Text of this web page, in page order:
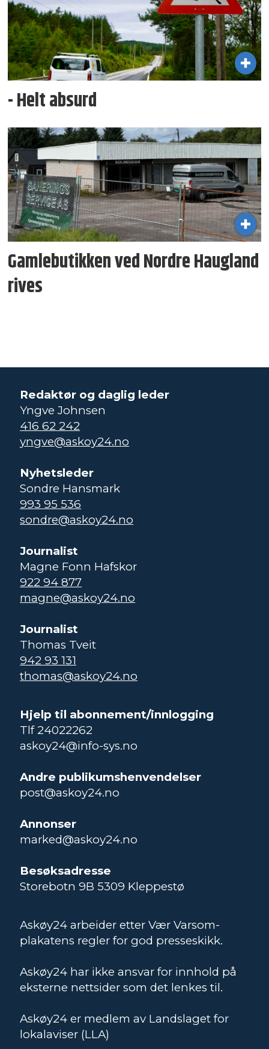
- Helt absurd
Gamlebutikken ved Nordre Haugland
rives
Redaktør og daglig leder
Yngve Johnsen
416 62 242
yngve@askoy24.no
Nyhetsleder
Sondre Hansmark
993 95 536
sondre@askoy24.no
Journalist
Magne Fonn Hafskor
922 94 877
magne@askoy24.no
Journalist
Thomas Tveit
942 93 131
thomas@askoy24.no
Hjelp til abonnement/innlogging
Tlf 24022262
askoy24@info-sys.no
Andre publikumshenvendelser
post@askoy24.no
Annonser
marked@askoy24.no
Besøksadresse
Storebotn 9B 5309 Kleppestø
Askøy24 arbeider etter Vær Varsom-
plakatens regler for god presseskikk.
Askøy24 har ikke ansvar for innhold på
eksterne nettsider som det lenkes til.
Askøy24 er medlem av Landslaget for
lokalaviser (LLA)